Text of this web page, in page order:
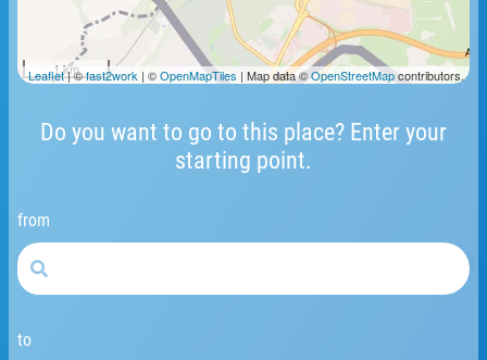
Do you want to go to this place? Enter your
starting point.
from
to
1 km
Leaflet| ©fast2work | ©OpenMapTiles | Map data ©OpenStreetMapcontributors.